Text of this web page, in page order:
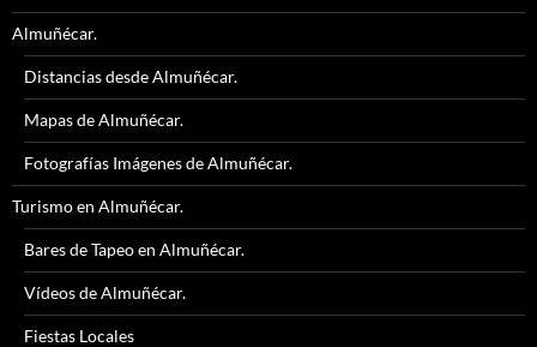
Almuñécar.
Distancias desde Almuñécar.
Mapas de Almuñécar.
Fotografías Imágenes de Almuñécar.
Turismo en Almuñécar.
Bares de Tapeo en Almuñécar.
Vídeos de Almuñécar.
Fiestas Locales